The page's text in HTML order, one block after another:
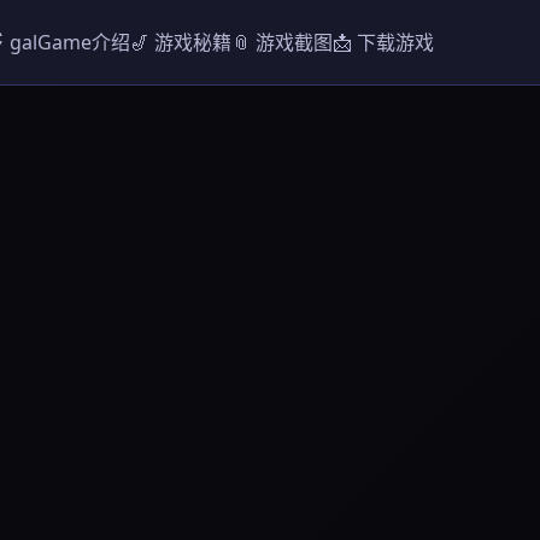
galGame介绍🎷 游戏秘籍 📎 游戏截图📩 下载游戏